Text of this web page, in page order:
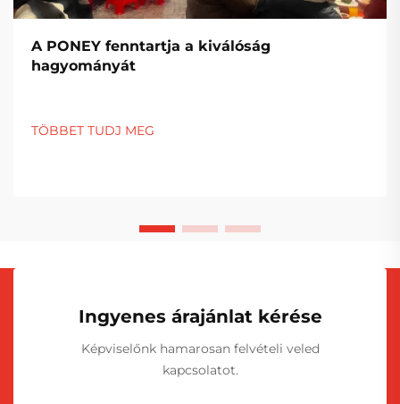
A PONEY fenntartja a kiválóság
hagyományát
TÖBBET TUDJ MEG
Ingyenes árajánlat kérése
Képviselőnk hamarosan felvételi veled
kapcsolatot.